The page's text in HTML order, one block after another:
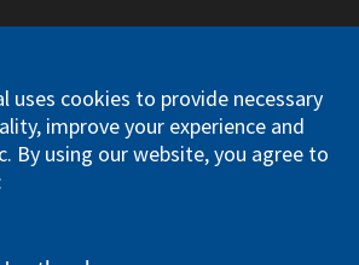
Nordic AB. All right reserved
uses cookies to provide necessary
improve your experience and
By using our website, you agree to